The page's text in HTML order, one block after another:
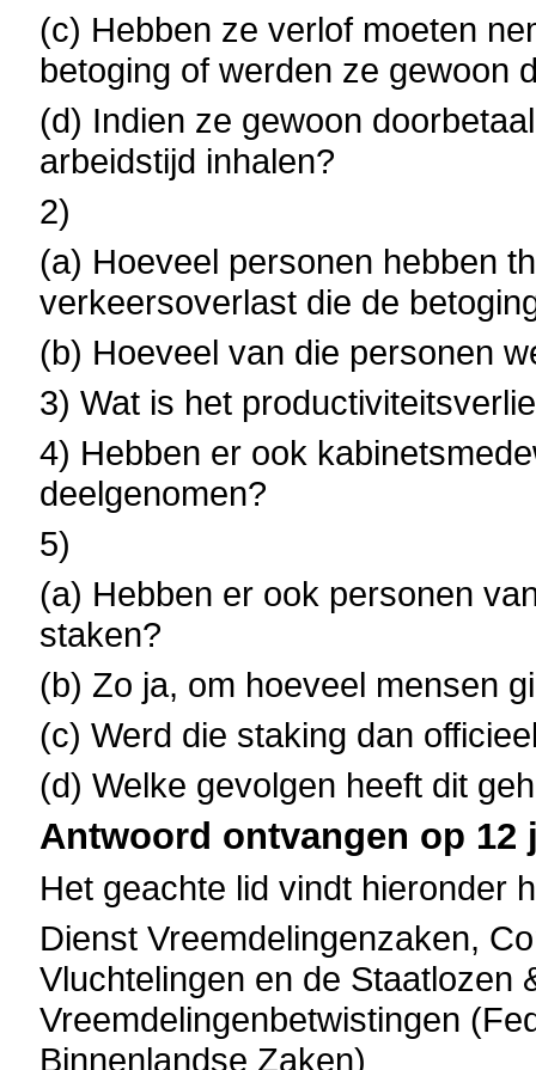
(c) Hebben ze verlof moeten
betoging of werden ze gewoon
(d) Indien ze gewoon
arbeidstijd inhalen?
2)
(a) Hoeveel personen hebben
verkeersoverlast die de
(b) Hoeveel van die personen
3) Wat is het
4) Hebben er ook
deelgenomen?
5)
(a) Hebben er ook personen
staken?
(b) Zo ja, om hoeveel mensen
(c) Werd die staking dan
(d) Welke gevolgen heeft dit
Antwoord ontvangen op 12
Het geachte lid vindt hieronder
Dienst Vreemdelingenzaken,
Vluchtelingen en de Staatlozen
Vreemdelingenbetwistingen
Binnenlandse Zaken)